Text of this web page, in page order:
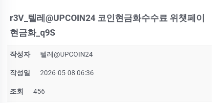
r3V_텔레@UPCOIN24 코인현금화수수료 위챗페이
현금화_q9S
작성자 텔레@UPCOIN24
작성일 2026-05-08 06:36
조회 456